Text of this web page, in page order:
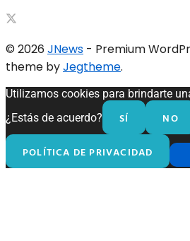
© 2026 JNews - Premium
theme byJegtheme.
Utilizamos cookies para brindarte
¿Estás de acuerdo?
SÍ NO
POLÍTICA DE PRIVACIDAD